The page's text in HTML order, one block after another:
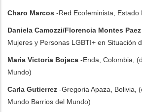
Charo Marcos -Red Ecofeminista, Estado
Daniela Camozzi/Florencia Montes Paez
Mujeres y Personas LGBTI+ en Situación
Maria Victoria Bojaca -Enda, Colombia,
Mundo)
Carla Gutierrez -Gregoria Apaza, Bolivia,
Mundo Barrios del Mundo)